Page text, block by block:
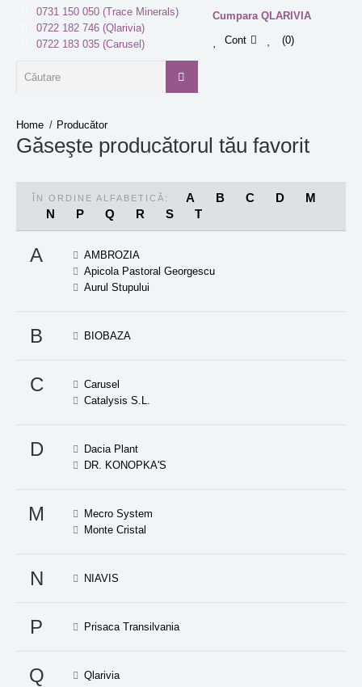
0731 150 050 (Trace Minerals)
0722 182 746 (Qlarivia)
0722 183 035 (Carusel)
Cumpara QLARIVIA
Cont
0
Producător
Găseşte producătorul tău favorit
ÎN ORDINE ALFABETICĂ: A B C D
M
N
P Q R S T
A
AMBROZIA
Apicola Pastoral Georgescu
Aurul Stupului
B BIOBAZA
C
Carusel
Catalysis S.L.
D
Dacia Plant
DR. KONOPKA'S
M
Mecro System
Monte Cristal
N NIAVIS
P Prisaca Transilvania
Q Qlarivia